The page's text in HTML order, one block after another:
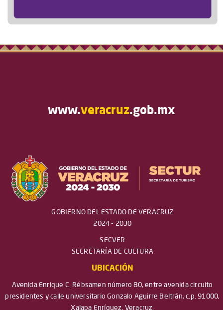
www.veracruz.gob.mx
GOBIERNO DEL ESTADO DE VERACRUZ
2024 - 2030
SECVER
SECRETARÍA DE CULTURA
UBICACIÓN
Avenida Enrique C. Rébsamen número 80, entre avenida circuito
presidentes y calle universitario Gonzalo Aguirre Beltrán, c.p. 91000,
Xalapa Enríquez, Veracruz.